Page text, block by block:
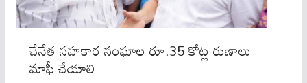
చేనేత సహకార సంఘాల రూ.35 కోట్ల రుణాలు
మాఫీ చేయాలి